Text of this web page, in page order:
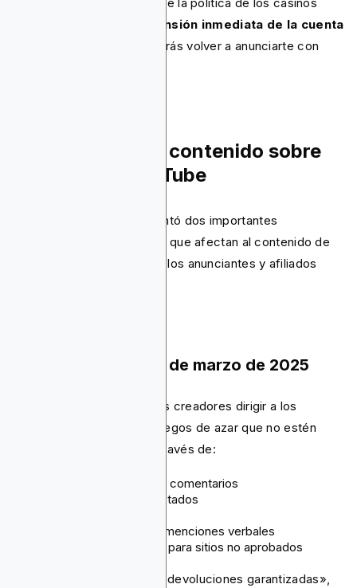
suspensión inmediata de la cuenta
, y no podrás volver a anunciarte con
Restricciones de contenido sobre
apuestas en YouTube
En 2025, YouTube implementó dos importantes
actualizaciones de políticas que afectan al contenido de
juegos de azar y que todos los anunciantes y afiliados
Actualización del 19 de marzo de 2025
YouTube ahora prohíbe a los creadores dirigir a los
espectadores a sitios de juegos de azar que no estén
certificados por Google a través de:
URL en descripciones o comentarios
Enlaces o tarjetas incrustados
Referencias de texto o menciones verbales
Códigos promocionales para sitios no aprobados
El contenido que promete «devoluciones garantizadas»,